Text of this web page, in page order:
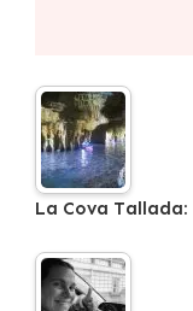
La Cova